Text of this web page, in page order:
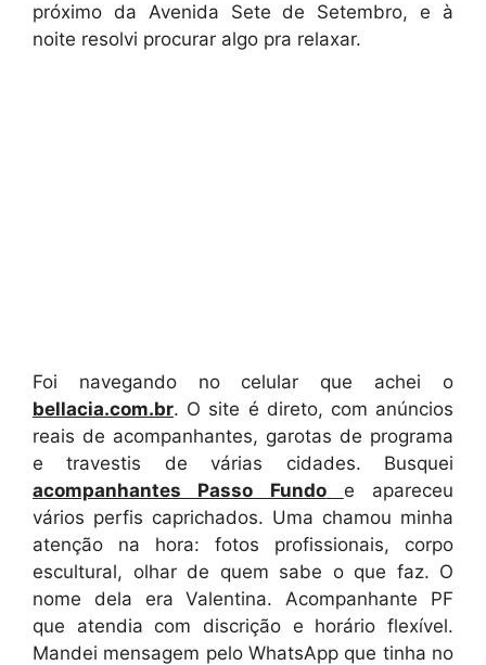
próximo da Avenida Sete de Setembro, e à
noite resolvi procurar algo pra relaxar.
Foi navegando no celular que achei o
bellacia.com.br. O site é direto, com anúncios
reais de acompanhantes, garotas de programa
e travestis de várias cidades. Busquei
acompanhantes Passo Fundo
e apareceu
vários perfis caprichados. Uma chamou minha
atenção na hora: fotos profissionais, corpo
escultural, olhar de quem sabe o que faz. O
nome dela era Valentina. Acompanhante PF
que atendia com discrição e horário flexível.
Mandei mensagem pelo WhatsApp que tinha no